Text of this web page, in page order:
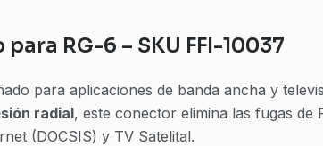
RG-6 – SKU FFI-10037
para aplicaciones de banda ancha y
radial, este conector elimina las fugas
(DOCSIS) y TV Satelital.